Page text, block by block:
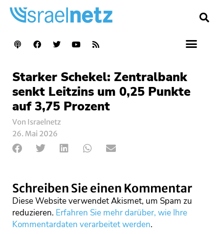
Starker Schekel: Zentralbank
senkt Leitzins um 0,25 Punkte
auf 3,75 Prozent
Von Israelnetz
26. Mai 2026
Schreiben Sie einen Kommentar
Diese Website verwendet Akismet, um Spam zu
reduzieren. Erfahren Sie mehr darüber, wie Ihre
Kommentardaten verarbeitet werden.